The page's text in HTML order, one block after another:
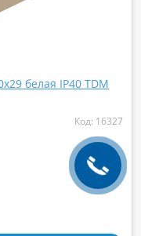
белая IP40 TDM
Код: 16327